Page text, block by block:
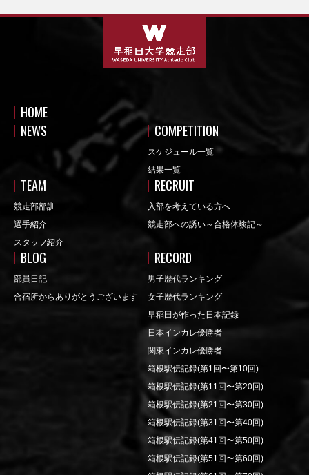
HOME
NEWS
COMPETITION
スケジュール一覧
結果一覧
TEAM
競走部部訓
選手紹介
スタッフ紹介
RECRUIT
入部を考えている方へ
競走部への誘い～合格体験記～
BLOG
部員日記
合宿所からありがとうございます
RECORD
男子歴代ランキング
女子歴代ランキング
早稲田が作った日本記録
日本インカレ優勝者
関東インカレ優勝者
箱根駅伝記録(第1回〜第10回)
箱根駅伝記録(第11回〜第20回)
箱根駅伝記録(第21回〜第30回)
箱根駅伝記録(第31回〜第40回)
箱根駅伝記録(第41回〜第50回)
箱根駅伝記録(第51回〜第60回)